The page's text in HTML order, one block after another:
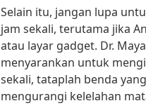
Selain itu, jangan lupa
jam sekali, terutama jika
atau layar gadget. Dr.
menyarankan untuk
sekali, tataplah benda
mengurangi kelelahan